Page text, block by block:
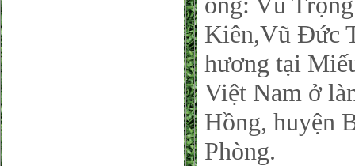
Kiên,Vũ Đức
hương tại
Việt Nam ở
Hồng, huyện
Phòng.